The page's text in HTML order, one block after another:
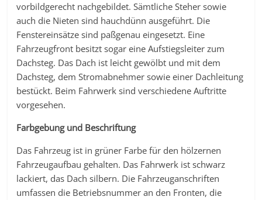
vorbildgerecht nachgebildet. Sämtliche Steher sowie
auch die Nieten sind hauchdünn ausgeführt. Die
Fenstereinsätze sind paßgenau eingesetzt. Eine
Fahrzeugfront besitzt sogar eine Aufstiegsleiter zum
Dachsteg. Das Dach ist leicht gewölbt und mit dem
Dachsteg, dem Stromabnehmer sowie einer Dachleitung
bestückt. Beim Fahrwerk sind verschiedene Auftritte
vorgesehen.
Farbgebung und Beschriftung
Das Fahrzeug ist in grüner Farbe für den hölzernen
Fahrzeugaufbau gehalten. Das Fahrwerk ist schwarz
lackiert, das Dach silbern. Die Fahrzeuganschriften
umfassen die Betriebsnummer an den Fronten, die